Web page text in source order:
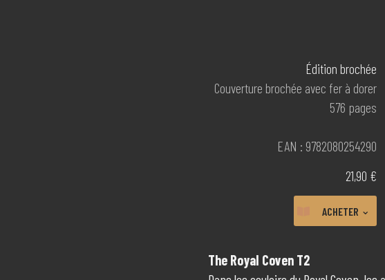
Édition brochée
Couverture brochée avec fer à dorer
576 pages
EAN : 9782080254290
21,90 €
ACHETER ⌄
The Royal Coven T2